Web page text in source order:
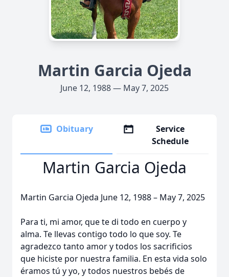
Martin Garcia Ojeda
June 12, 1988 — May 7, 2025
Obituary
Service
Schedule
Martin Garcia Ojeda
Martin Garcia Ojeda June 12, 1988 – May 7, 2025
Para ti, mi amor, que te di todo en cuerpo y
alma. Te llevas contigo todo lo que soy. Te
agradezco tanto amor y todos los sacrificios
que hiciste por nuestra familia. En esta vida solo
éramos tú y yo, y todos nuestros bebés de